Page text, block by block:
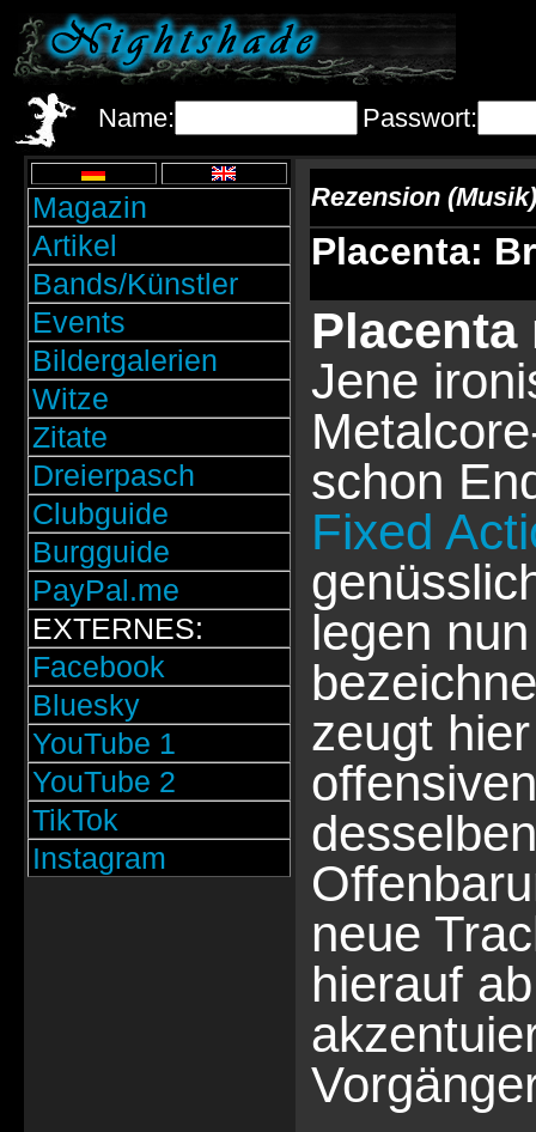
Name: Passwort:
Magazin
Artikel
Bands/Künstler
Events
Bildergalerien
Witze
Zitate
Dreierpasch
Clubguide
Burgguide
PayPal.me
EXTERNES:
Facebook
Bluesky
YouTube 1
YouTube 2
TikTok
Instagram
Rezension (Musik)
Placenta:
Placenta
Jene
schon
Fixed
legen
zeugt
neue
hierauf